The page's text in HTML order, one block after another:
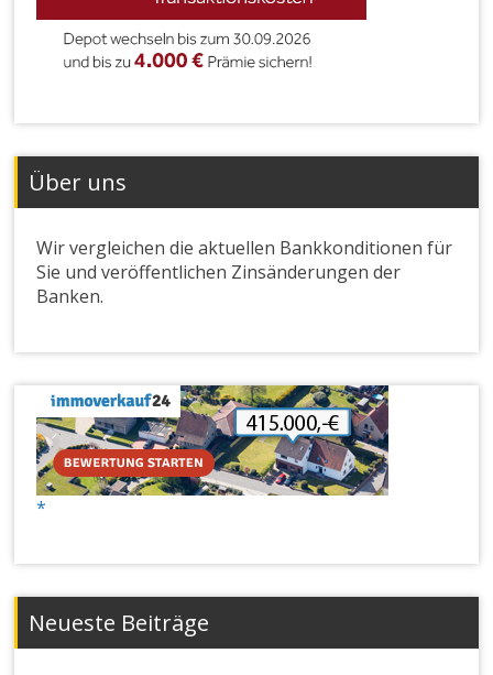
Über uns
Wir vergleichen die aktuellen Bankkonditionen für
Sie und veröffentlichen Zinsänderungen der
Banken.
Neueste Beiträge